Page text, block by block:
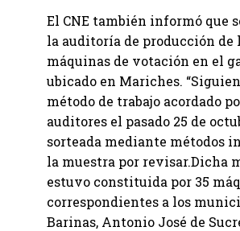
El CNE también informó que
la auditoría de producción de
máquinas de votación en el
ubicado en Mariches.
método de trabajo acordado
auditores el pasado 25 de
sorteada mediante métodos
la muestra por revisar.Dicha
estuvo constituida por 35
correspondientes a los
Barinas, Antonio José de